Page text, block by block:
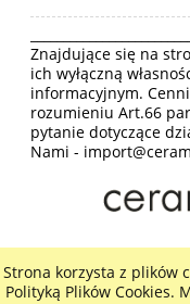
Strona korzysta z plików
Polityką Plików Cookies.
Znajdujące się na
ich wyłączną
informacyjnym.
rozumieniu Art.66
pytanie dotyczące
Nami -
pokaż